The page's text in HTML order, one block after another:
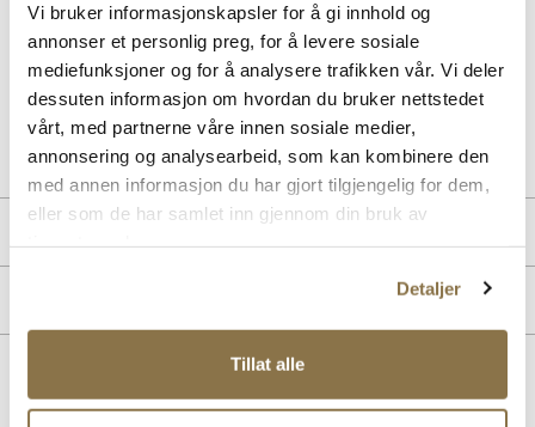
Vi bruker informasjonskapsler for å gi innhold og
annonser et personlig preg, for å levere sosiale
mediefunksjoner og for å analysere trafikken vår. Vi deler
dessuten informasjon om hvordan du bruker nettstedet
vårt, med partnerne våre innen sosiale medier,
annonsering og analysearbeid, som kan kombinere den
med annen informasjon du har gjort tilgjengelig for dem,
eller som de har samlet inn gjennom din bruk av
Detaljer
Tillat alle
innlegg. Den myke ullfleece-overdelen og lammefellsdekksålen
holder føttene varme året rundt. Sålen i syntet og gummi sikrer god
slitestyrke og komfort ved bruk. Farge: Mocca
Art. nr
27247404
Lev. art. nr1016570
Lignende produkter